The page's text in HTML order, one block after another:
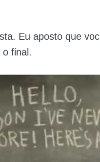
Eu aposto que
final.